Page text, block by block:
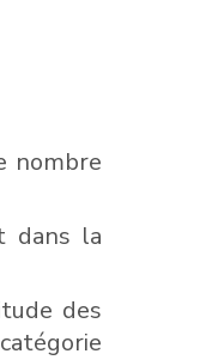
nombre
dans la
des